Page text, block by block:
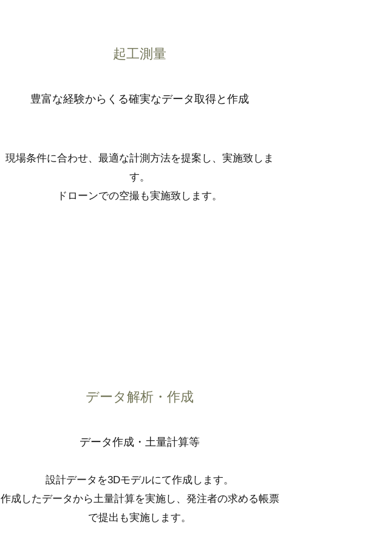
起工測量
豊富な経験からくる確実なデータ取得と作成
現場条件に合わせ、最適な計測方法を提案し、実施致しま
す。
ドローンでの空撮も実施致します。
データ解析・作成
データ作成・土量計算等
設計データを3Dモデルにて作成します。
作成したデータから土量計算を実施し、発注者の求める帳票
で提出も実施します。